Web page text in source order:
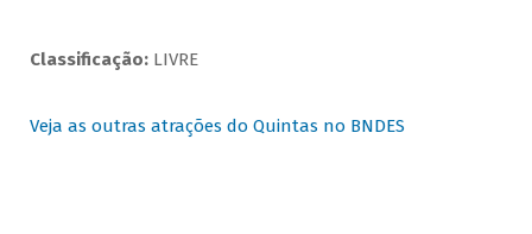
Classificação: LIVRE
Veja as outras atrações do Quintas no BNDES